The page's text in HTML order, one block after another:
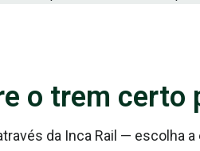
o trem certo
da Inca Rail — escolha